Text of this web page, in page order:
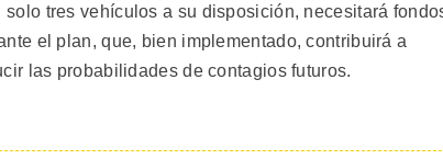
tres vehículos a su disposición, necesitará
el plan, que, bien implementado, contribuirá a
las probabilidades de contagios futuros.